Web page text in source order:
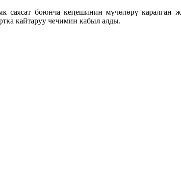
боюнча кеңешинин мүчөлөрү
кайтаруу чечимин кабыл алды.